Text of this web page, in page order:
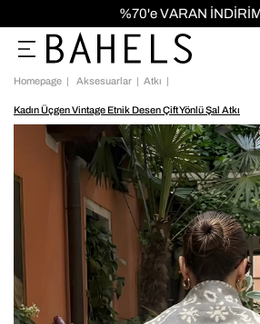
VARAN İNDİRİMLER
Homepage Aksesuarlar Atkı
Kadın Üçgen Vintage Etnik Desen Çift Yönlü Şal Atkı